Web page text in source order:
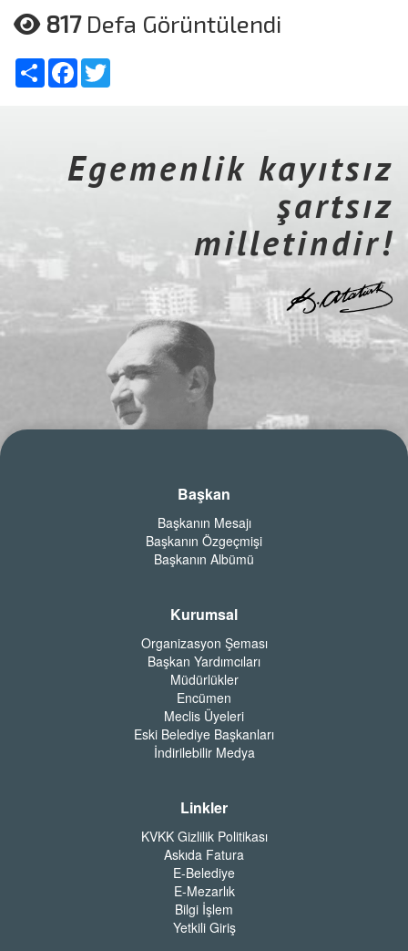
817 Defa Görüntülendi
Share Facebook
Egemenlik kayıtsız
şartsız
milletindir!
Başkan
Başkanın Mesajı
Başkanın Özgeçmişi
Başkanın Albümü
Kurumsal
Organizasyon Şeması
Başkan Yardımcıları
Müdürlükler
Encümen
Meclis Üyeleri
Eski Belediye Başkanları
İndirilebilir Medya
Linkler
KVKK Gizlilik Politikası
Askıda Fatura
E-Belediye
E-Mezarlık
Bilgi İşlem
Yetkili Giriş